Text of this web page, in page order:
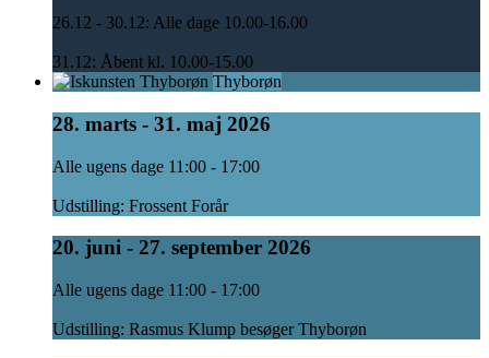
26.12 - 30.12: Alle dage 10.00-16.00
31.12: Åbent kl. 10.00-15.00
Thyborøn
28. marts - 31. maj 2026
Alle ugens dage 11:00 - 17:00
Udstilling: Frossent Forår
20. juni - 27. september 2026
Alle ugens dage 11:00 - 17:00
Udstilling: Rasmus Klump besøger Thyborøn